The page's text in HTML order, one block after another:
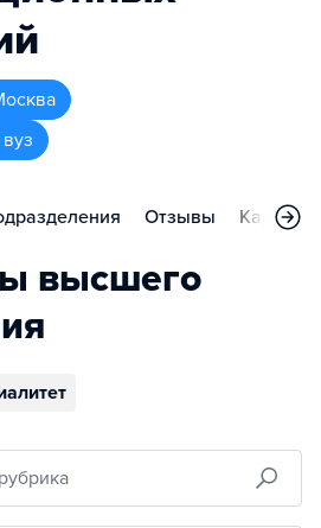
Отзывы Карьера
высшего